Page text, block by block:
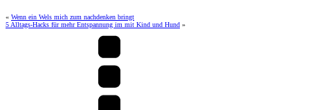
« Wenn ein Wels mich zum nachdenken bringt
5 Alltags-Hacks für mehr Entspannung im mit Kind und Hund »